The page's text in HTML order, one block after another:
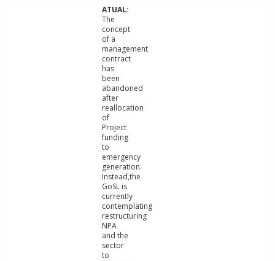
The
concept
of a
management
contract
has
been
abandoned
after
reallocation
of
Project
funding
to
emergency
generation.
Instead,the
GoSL is
currently
contemplating
restructuring
NPA
and the
sector
to